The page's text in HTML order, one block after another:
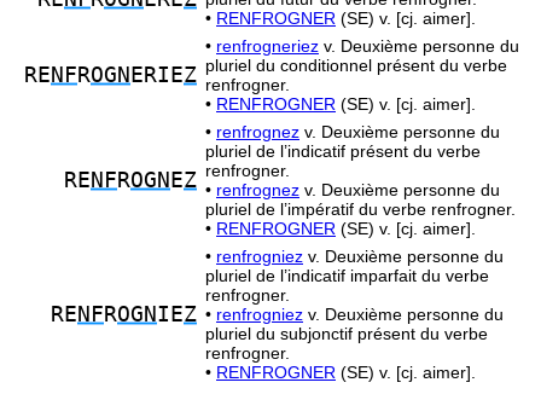
• RENFROGNER (SE) v. [cj. aimer].
RE NF ROGN ERIEZ
• renfrogneriez v. Deuxième personne du
pluriel du conditionnel présent du verbe
renfrogner.
• RENFROGNER (SE) v. [cj. aimer].
RE NF ROGN EZ
• renfrognez v. Deuxième personne du
pluriel de l’indicatif présent du verbe
renfrogner.
• renfrognez v. Deuxième personne du
pluriel de l’impératif du verbe renfrogner.
• RENFROGNER (SE) v. [cj. aimer].
RE NF ROGN IEZ
• renfrogniez v. Deuxième personne du
pluriel de l’indicatif imparfait du verbe
renfrogner.
• renfrogniez v. Deuxième personne du
pluriel du subjonctif présent du verbe
renfrogner.
• RENFROGNER (SE) v. [cj. aimer].